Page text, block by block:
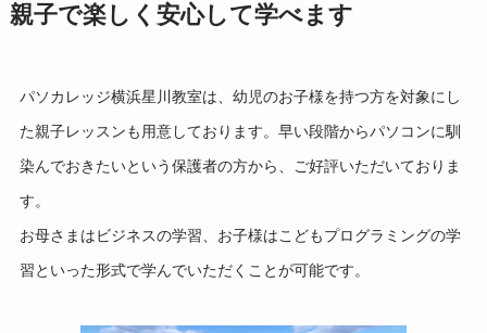
親子で楽しく安心して学べます
パソカレッジ横浜星川教室は、幼児のお子様を持つ方を対象にし
た親子レッスンも用意しております。早い段階からパソコンに馴
染んでおきたいという保護者の方から、ご好評いただいておりま
す。
お母さまはビジネスの学習、お子様はこどもプログラミングの学
習といった形式で学んでいただくことが可能です。